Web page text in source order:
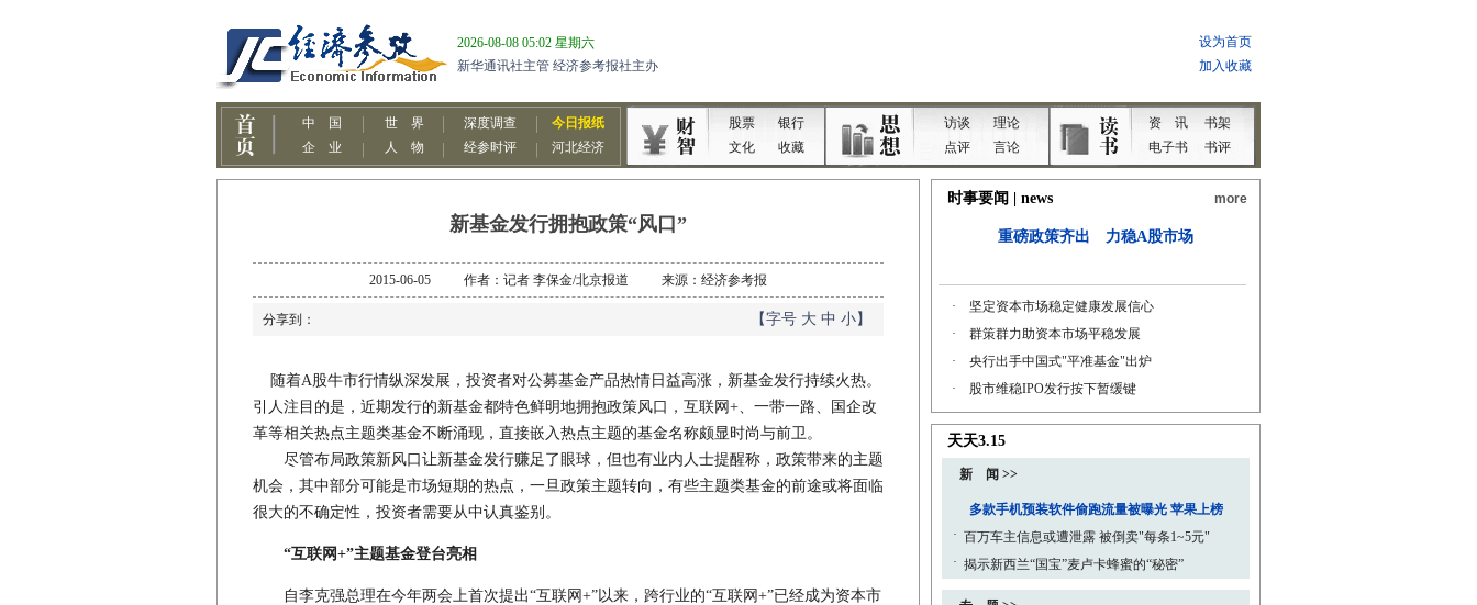
新基金发行拥抱政策“风口”
2015-06-05 作者：记者 李保金/北京报道 来源：经济参考报
分享到： 【字号 大 中 小】
随着A股牛市行情纵深发展，投资者对公募基金产品热情日益高涨，新基金发行持续火热。
引人注目的是，近期发行的新基金都特色鲜明地拥抱政策风口，互联网+、一带一路、国企改
革等相关热点主题类基金不断涌现，直接嵌入热点主题的基金名称颇显时尚与前卫。
尽管布局政策新风口让新基金发行赚足了眼球，但也有业内人士提醒称，政策带来的主题
机会，其中部分可能是市场短期的热点，一旦政策主题转向，有些主题类基金的前途或将面临
很大的不确定性，投资者需要从中认真鉴别。
“互联网+”主题基金登台亮相
自李克强总理在今年两会上首次提出“互联网+”以来，跨行业的“互联网+”已经成为资本市